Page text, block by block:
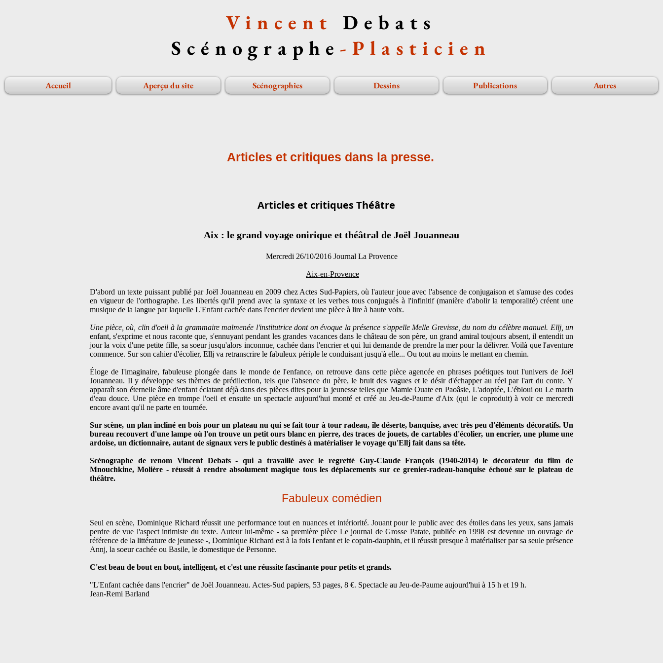
Vincent Debats
Scénographe - Plasticien
Accueil Aperçu du site Scénographies Dessins Publications Autres
Articles et critiques dans la presse.
Articles et critiques Théâtre
Aix : le grand voyage onirique et théâtral de Joël Jouanneau
Mercredi 26/10/2016 Journal La Provence
Aix-en-Provence
D'abord un texte puissant publié par Joël Jouanneau en 2009 chez Actes Sud-Papiers, où l'auteur joue avec l'absence de conjugaison et s'amuse des codes
en vigueur de l'orthographe. Les libertés qu'il prend avec la syntaxe et les verbes tous conjugués à l'infinitif (manière d'abolir la temporalité) créent une
musique de la langue par laquelle L'Enfant cachée dans l'encrier devient une pièce à lire à haute voix.
Une pièce, où, clin d'oeil à la grammaire malmenée l'institutrice dont on évoque la présence s'appelle Melle Grevisse, du nom du célèbre manuel. Ellj, un
enfant, s'exprime et nous raconte que, s'ennuyant pendant les grandes vacances dans le château de son père, un grand amiral toujours absent, il entendit un
jour la voix d'une petite fille, sa soeur jusqu'alors inconnue, cachée dans l'encrier et qui lui demande de prendre la mer pour la délivrer. Voilà que l'aventure
commence. Sur son cahier d'écolier, Ellj va retranscrire le fabuleux périple le conduisant jusqu'à elle... Ou tout au moins le mettant en chemin.
Éloge de l'imaginaire, fabuleuse plongée dans le monde de l'enfance, on retrouve dans cette pièce agencée en phrases poétiques tout l'univers de Joël
Jouanneau. Il y développe ses thèmes de prédilection, tels que l'absence du père, le bruit des vagues et le désir d'échapper au réel par l'art du conte. Y
apparaît son éternelle âme d'enfant éclatant déjà dans des pièces dites pour la jeunesse telles que Mamie Ouate en Paoâsie, L'adoptée, L'ébloui ou Le marin
d'eau douce. Une pièce en trompe l'oeil et ensuite un spectacle aujourd'hui monté et créé au Jeu-de-Paume d'Aix (qui le coproduit) à voir ce mercredi
encore avant qu'il ne parte en tournée.
Sur scène, un plan incliné en bois pour un plateau nu qui se fait tour à tour radeau, île déserte, banquise, avec très peu d'éléments décoratifs. Un
bureau recouvert d'une lampe où l'on trouve un petit ours blanc en pierre, des traces de jouets, de cartables d'écolier, un encrier, une plume une
ardoise, un dictionnaire, autant de signaux vers le public destinés à matérialiser le voyage qu'Ellj fait dans sa tête.
Scénographe de renom Vincent Debats - qui a travaillé avec le regretté Guy-Claude François (1940-2014) le décorateur du film de
Mnouchkine, Molière - réussit à rendre absolument magique tous les déplacements sur ce grenier-radeau-banquise échoué sur le plateau de
théâtre.
Fabuleux comédien
Seul en scène, Dominique Richard réussit une performance tout en nuances et intériorité. Jouant pour le public avec des étoiles dans les yeux, sans jamais
perdre de vue l'aspect intimiste du texte. Auteur lui-même - sa première pièce Le journal de Grosse Patate, publiée en 1998 est devenue un ouvrage de
référence de la littérature de jeunesse -, Dominique Richard est à la fois l'enfant et le copain-dauphin, et il réussit presque à matérialiser par sa seule présence
Annj, la soeur cachée ou Basile, le domestique de Personne.
C'est beau de bout en bout, intelligent, et c'est une réussite fascinante pour petits et grands.
"L'Enfant cachée dans l'encrier" de Joël Jouanneau. Actes-Sud papiers, 53 pages, 8 €. Spectacle au Jeu-de-Paume aujourd'hui à 15 h et 19 h.
Jean-Remi Barland